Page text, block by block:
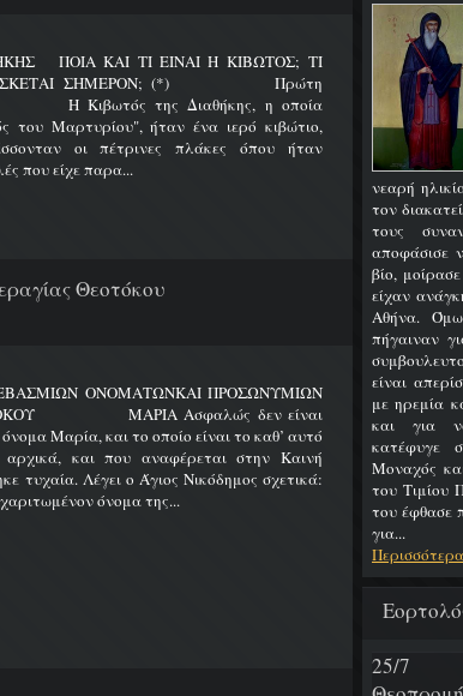
νεαρή
τον
τους
αποφάσισε
βίο,
είχαν
Αθήνα.
πήγαιναν
είναι
με ηρεμία
και για
κατέφυγε
Μοναχός
του Τιμίου
του έφθασε
για...
25/7
ΠΟΙΑ ΚΑΙ ΤΙ ΕΙΝΑΙ Η ΚΙΒΩΤΟΣ; ΤΙ
ΣΗΜΕΡΟΝ; (*) Πρώτη
Η Κιβωτός της Διαθήκης, η οποία
του Μαρτυρίου", ήταν ένα ιερό κιβώτιο,
οι πέτρινες πλάκες όπου ήταν
που είχε παρα...
Θεοτόκου
ΟΝΟΜΑΤΩΝΚΑΙ ΠΡΟΣΩΝΥΜΙΩΝ
ΜΑΡΙΑ Ασφαλώς δεν είναι
Μαρία, και το οποίο είναι το καθ’ αυτό
και που αναφέρεται στην Καινή
τυχαία. Λέγει ο Άγιος Νικόδημος σχετικά:
όνομα της...